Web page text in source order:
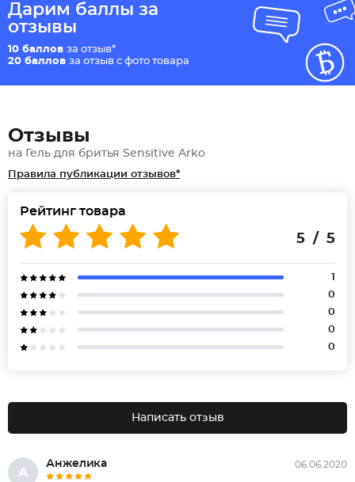
Дарим баллы за
отзывы
10 баллов за отзыв*
20 баллов за отзыв с фото товара
Отзывы
на Гель для бритья Sensitive Arko
Правила публикации отзывов*
Рейтинг товара
5 / 5
1
0
0
0
0
Написать отзыв
А
Анжелика 06.06.2020